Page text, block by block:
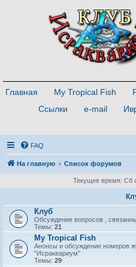
Главная My Tropical Fish
Ссылки
e-mail
FAQ
На главную Список форумов
Текущее время: Сб
Клуб
Обсуждение вопросов ,
Темы: 21
My Tropical Fish
Анонсы и обсуждение номеров
"Исраквариум"
Темы: 29